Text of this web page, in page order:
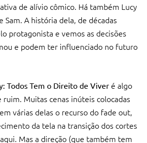
de alívio cômico. Há também Lucy
Sam. A história dela, de décadas
protagonista e vemos as decisões
e podem ter influenciado no futuro
Todos Tem o Direito de Viver é algo
Muitas cenas inúteis colocadas
várias delas o recurso do fade out,
da tela na transição dos cortes
Mas a direção (que também tem